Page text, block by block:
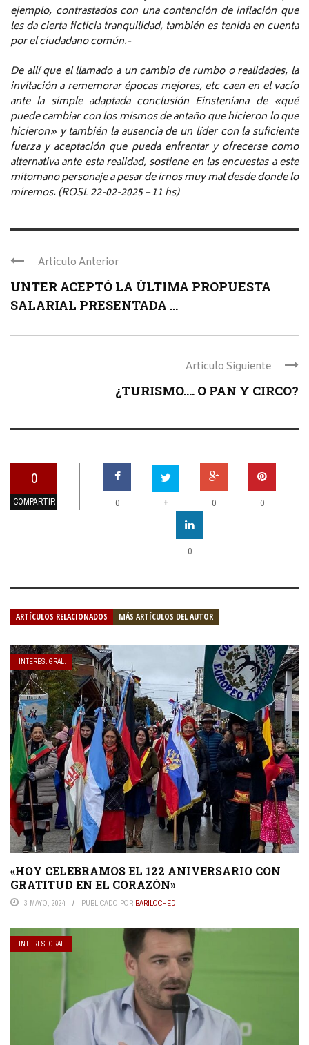
ejemplo, contrastados con una contención de inflación que
les da cierta ficticia tranquilidad, también es tenida en cuenta
por el ciudadano común.-
De allí que el llamado a un cambio de rumbo o realidades, la
invitación a rememorar épocas mejores, etc caen en el vacío
ante la simple adaptada conclusión Einsteniana de «qué
puede cambiar con los mismos de antaño que hicieron lo que
hicieron» y también la ausencia de un líder con la suficiente
fuerza y aceptación que pueda enfrentar y ofrecerse como
alternativa ante esta realidad, sostiene en las encuestas a este
mitomano personaje a pesar de irnos muy mal desde donde lo
miremos. (ROSL 22-02-2025 – 11 hs)
Articulo Anterior
UNTER ACEPTÓ LA ÚLTIMA PROPUESTA
SALARIAL PRESENTADA ...
Articulo Siguiente
¿TURISMO…. O PAN Y CIRCO?
0
COMPARTIR 0 + 0 0
0
ARTÍCULOS RELACIONADOS MÁS ARTÍCULOS DEL AUTOR
INTERES. GRAL.
«HOY CELEBRAMOS EL 122 ANIVERSARIO CON
GRATITUD EN EL CORAZÓN»
3 MAYO, 2024 PUBLICADO POR BARILOCHED
INTERES. GRAL.